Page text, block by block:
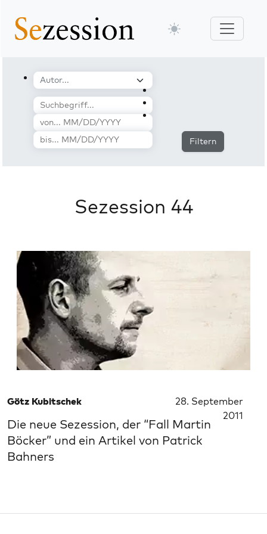
Filtern
Sezession 44
Götz Kubitschek
28. September
2011
Die neue Sezession, der “Fall Martin
Böcker” und ein Artikel von Patrick
Bahners